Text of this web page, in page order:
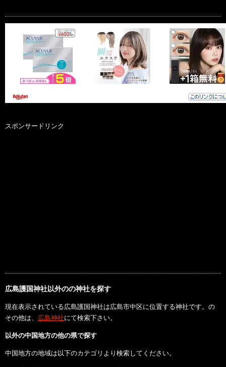
スポンサードリンク
広島護国神社以外のの神社を探す
現在表示されている広島護国神社は広島市中区に位置する神社です。の
その他は、 広島神社にて検索下さい。
以外の中国地方の他の県で探す
中国地方の地域は以下のカテゴリより検索してください。